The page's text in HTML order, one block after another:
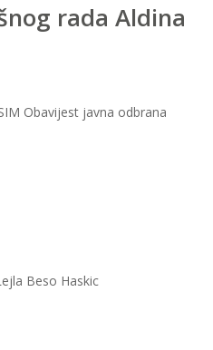
rada Aldina
Obavijest javna odbrana
Beso Haskic